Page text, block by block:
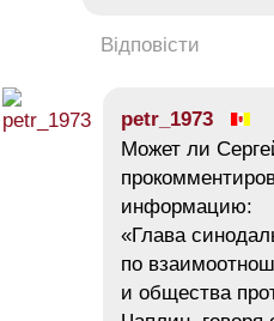
Відповісти
petr_1973
Может ли
информацию:
«Глава
по
и общества